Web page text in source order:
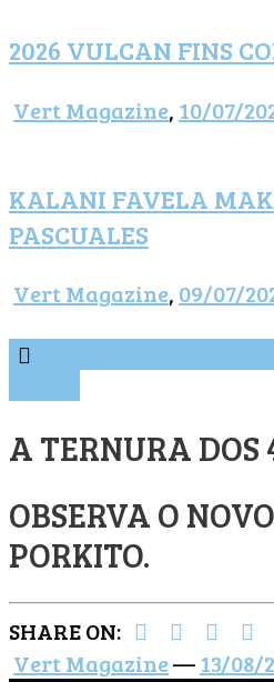
2026 VULCAN FINS
Vert Magazine, 10/07/
KALANI FAVELA
PASCUALES
Vert Magazine, 09/07/
A TERNURA DOS
OBSERVA O
PORKITO.
SHARE ON:
Vert Magazine—13/08/